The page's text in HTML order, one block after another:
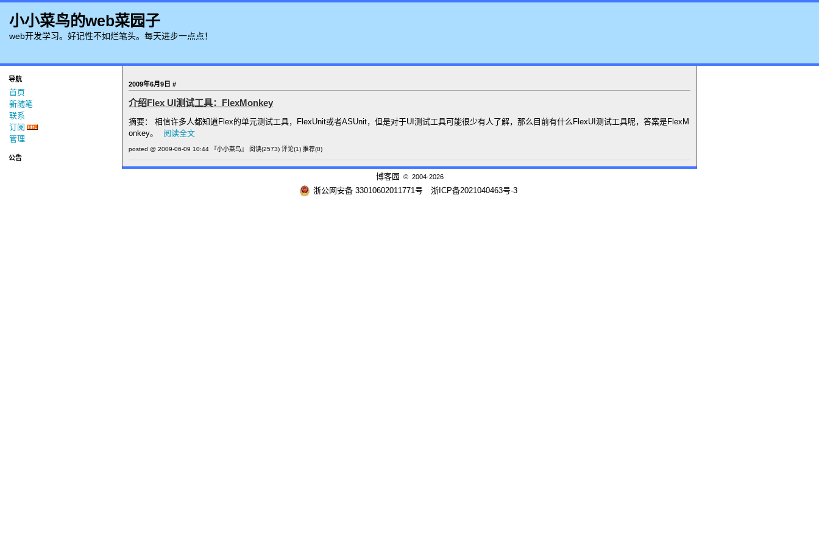
小小菜鸟的web菜园子
web开发学习。好记性不如烂笔头。每天进步一点点！
导航
首页
新随笔
联系
订阅
管理
公告
2009年6月9日 #
介绍Flex UI测试工具：FlexMonkey
摘要： 相信许多人都知道Flex的单元测试工具，FlexUnit或者ASUnit，但是对于UI测试工具可能很少有人了解，那么目前有什么FlexUI测试工具呢，答案是FlexM
onkey。
阅读全文
posted @ 2009-06-09 10:44 『小小菜鸟』 阅读(2573) 评论(1) 推荐(0)
博客园 © 2004-2026
浙公网安备 33010602011771号 浙ICP备2021040463号-3